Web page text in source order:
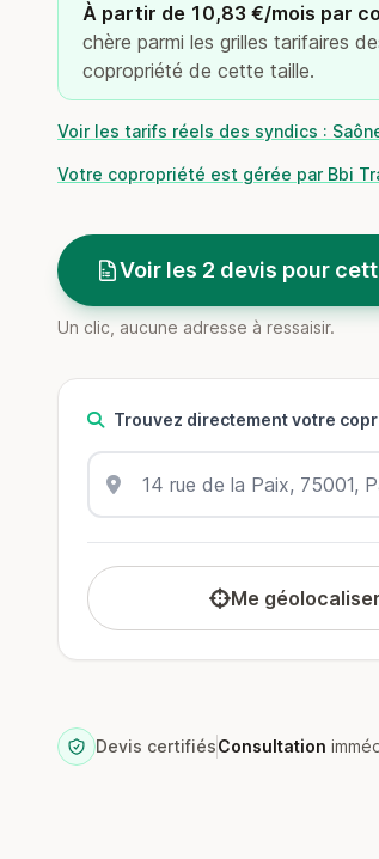
À partir de 10,83 €/mois par
chère parmi les grilles tarifaires
copropriété de cette taille.
Voir les tarifs réels des syndics :
Votre copropriété est gérée par Bbi
Voir les 2 devis pour
Un clic, aucune adresse à ressaisir.
Trouvez directement votre
Me
Devis certifiésConsultation